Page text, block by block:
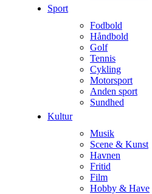
Sport
Fodbold
Håndbold
Golf
Tennis
Cykling
Motorsport
Anden sport
Sundhed
Kultur
Musik
Scene & Kunst
Havnen
Fritid
Film
Hobby & Have